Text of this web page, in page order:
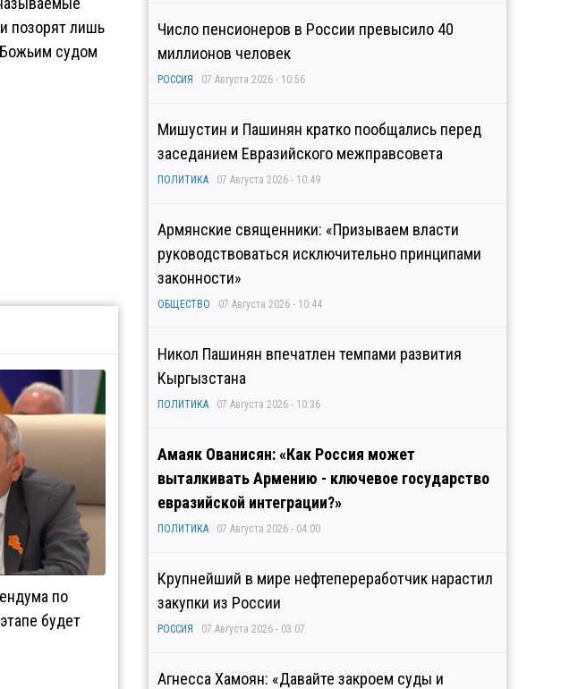
позорят лишь
Божьим судом
по
будет
Число пенсионеров в России превысило 40
миллионов человек
РОССИЯ 07 Августа 2026 - 10:56
Мишустин и Пашинян кратко пообщались перед
заседанием Евразийского межправсовета
ПОЛИТИКА 07 Августа 2026 - 10:49
Армянские священники: «Призываем власти
руководствоваться исключительно принципами
законности»
ОБЩЕСТВО 07 Августа 2026 - 10:44
Никол Пашинян впечатлен темпами развития
Кыргызстана
ПОЛИТИКА 07 Августа 2026 - 10:36
Амаяк Ованисян: «Как Россия может
выталкивать Армению - ключевое государство
евразийской интеграции?»
ПОЛИТИКА 07 Августа 2026 - 04:00
Крупнейший в мире нефтепереработчик нарастил
закупки из России
РОССИЯ 07 Августа 2026 - 03:07
Агнесса Хамоян: «Давайте закроем суды и